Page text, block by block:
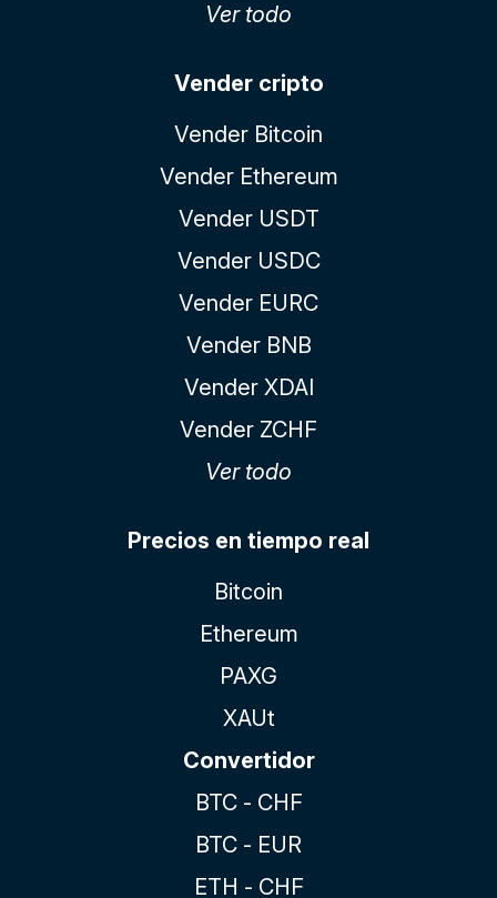
Ver todo
Vender cripto
Vender Bitcoin
Vender Ethereum
Vender USDT
Vender USDC
Vender EURC
Vender BNB
Vender XDAI
Vender ZCHF
Ver todo
Precios en tiempo real
Bitcoin
Ethereum
PAXG
XAUt
Convertidor
BTC - CHF
BTC - EUR
ETH - CHF